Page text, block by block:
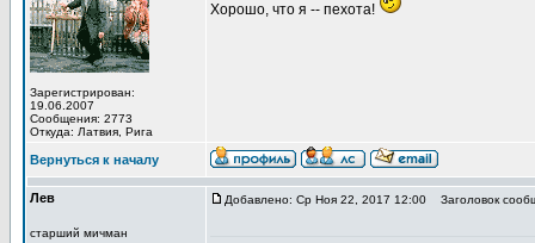
Зарегистрирован:
19.06.2007
Сообщения: 2773
Откуда: Латвия, Рига
Хорошо, что я -- пехота!
Вернуться к началу
Лев
старший мичман
Добавлено: Ср Ноя 22, 2017 12:00 Заголовок